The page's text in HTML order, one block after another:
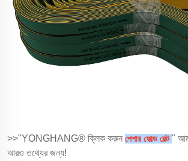
>>"YONGHANG® ক্লিক করুন পেপার ফোল্ড বেল্ট"
আরও তথ্যের জন্য!